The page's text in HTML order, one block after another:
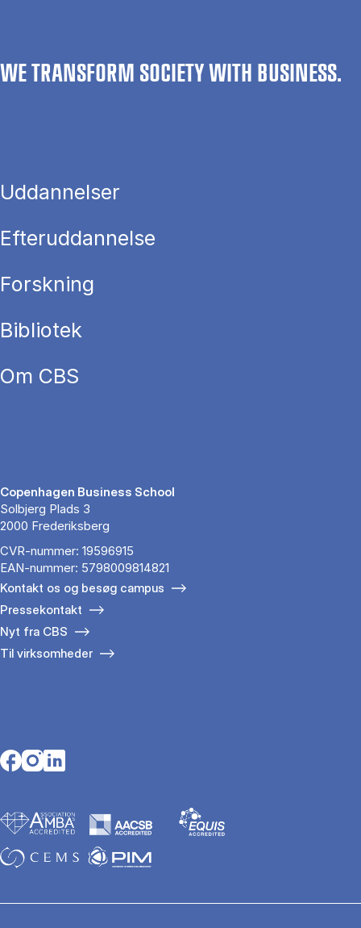
WE TRANSFORM SOCIETY WITH BUSINESS.
Uddannelser
Efteruddannelse
Forskning
Bibliotek
Om CBS
Copenhagen Business School
Solbjerg Plads 3
2000 Frederiksberg
CVR-nummer: 19596915
EAN-nummer: 5798009814821
Kontakt os og besøg campus
Pressekontakt
Nyt fra CBS
Til virksomheder
Opens in a new tab
Opens in a new tab
Opens in a new tab